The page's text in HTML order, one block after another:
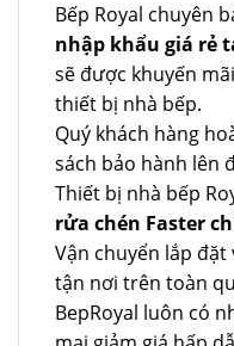
Bếp Royal chuyên
nhập khẩu giá rẻ
sẽ được khuyến
thiết bị nhà bếp.
Quý khách hàng
sách bảo hành lên
Thiết bị nhà bếp
rửa chén Faster
Vận chuyển lắp
tận nơi trên toàn
BepRoyal luôn có